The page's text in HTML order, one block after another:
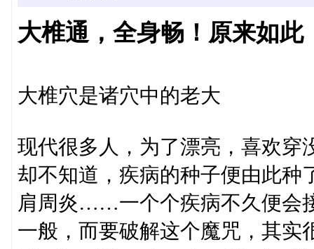
大椎通，全身畅！原来如此
大椎穴是诸穴中的老大
现代很多人，为了漂亮，喜欢穿
却不知道，疾病的种子便由此种
肩周炎……一个个疾病不久便会
一般，而要破解这个魔咒，其实